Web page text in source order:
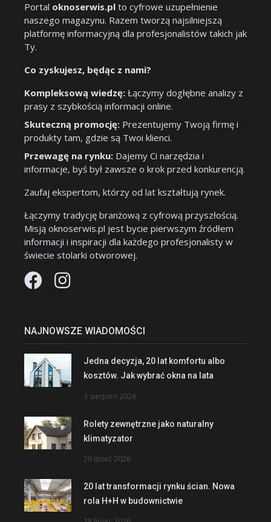
Portal oknoserwis.pl to cyfrowe uzupełnienie
naszego magazynu. Razem tworzą najsilniejszą
platformę informacyjną dla profesjonalistów takich jak
Ty.
Co zyskujesz, będąc z nami?
Kompleksową wiedzę: Łączymy dogłębne analizy z
prasy z szybkością informacji online.
Skuteczną promocję: Prezentujemy Twoją firmę i
produkty tam, gdzie są Twoi klienci.
Przewagę na rynku: Dajemy Ci narzędzia i
informacje, byś był zawsze o krok przed konkurencją.
Zaufaj ekspertom, którzy od lat kształtują rynek.
Łączymy tradycję branżową z cyfrową przyszłością.
Misją oknoserwis.pl jest bycie pierwszym źródłem
informacji i inspiracji dla każdego profesjonalisty w
świecie stolarki otworowej.
NAJNOWSZE WIADOMOŚCI
Jedna decyzja, 20 lat komfortu albo
kosztów. Jak wybrać okna na lata
3 sierpień 2026
Rolety zewnętrzne jako naturalny
klimatyzator
29 lipiec 2026
20 lat transformacji rynku ścian. Nowa
rola H+H w budownictwie